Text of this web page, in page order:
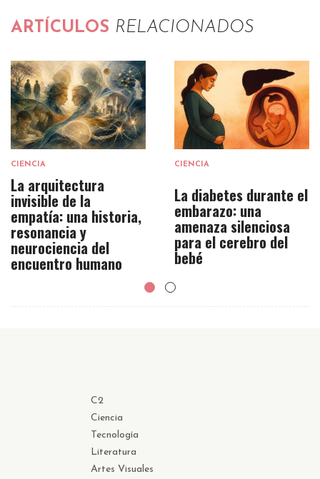
ARTÍCULOS RELACIONADOS
CIENCIA
La arquitectura
invisible de la
empatía: una historia,
resonancia y
neurociencia del
encuentro humano
CIENCIA
La diabetes durante el
embarazo: una
amenaza silenciosa
para el cerebro del
bebé
C2
Ciencia
Tecnología
Literatura
Artes Visuales